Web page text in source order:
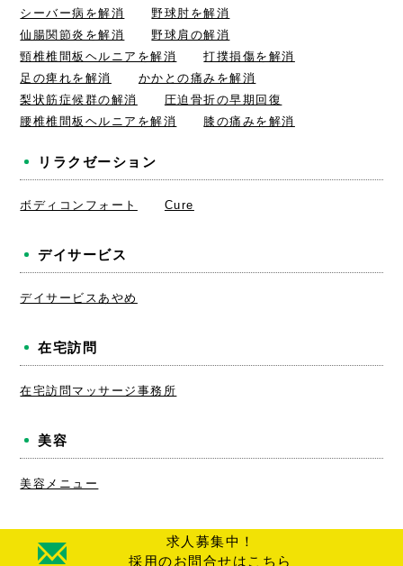
求人募集中！
採用のお問合せはこちら
シーバー病を解消
野球肘を解消
仙腸関節炎を解消
野球肩の解消
頸椎椎間板ヘルニアを解消
打撲損傷を解消
足の痺れを解消
かかとの痛みを解消
梨状筋症候群の解消
圧迫骨折の早期回復
腰椎椎間板ヘルニアを解消
膝の痛みを解消
リラクゼーション
ボディコンフォート Cure
デイサービス
デイサービスあやめ
在宅訪問
在宅訪問マッサージ事務所
美容
美容メニュー